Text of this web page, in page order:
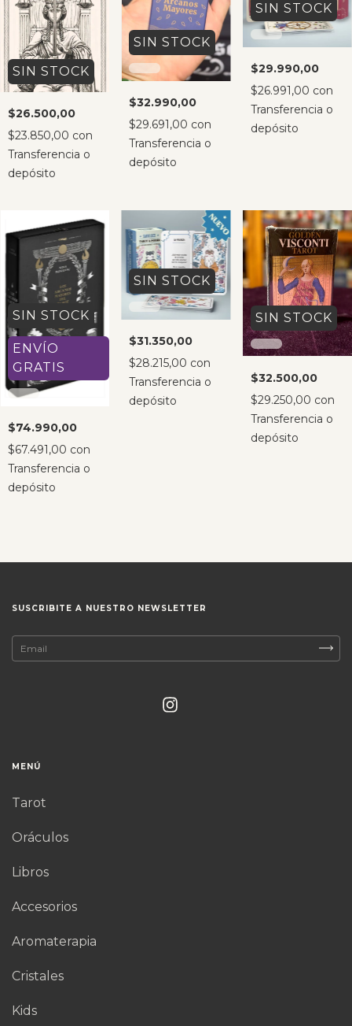
SIN STOCK
$26.500,00
$23.850,00 con
Transferencia o
depósito
SIN STOCK
$32.990,00
$29.691,00 con
Transferencia o
depósito
SIN STOCK
$29.990,00
$26.991,00 con
Transferencia o
depósito
SIN STOCK
ENVÍO
GRATIS
$74.990,00
$67.491,00 con
Transferencia o
depósito
SIN STOCK
$31.350,00
$28.215,00 con
Transferencia o
depósito
SIN STOCK
$32.500,00
$29.250,00 con
Transferencia o
depósito
SUSCRIBITE A NUESTRO NEWSLETTER
MENÚ
Tarot
Oráculos
Libros
Accesorios
Aromaterapia
Cristales
Kids